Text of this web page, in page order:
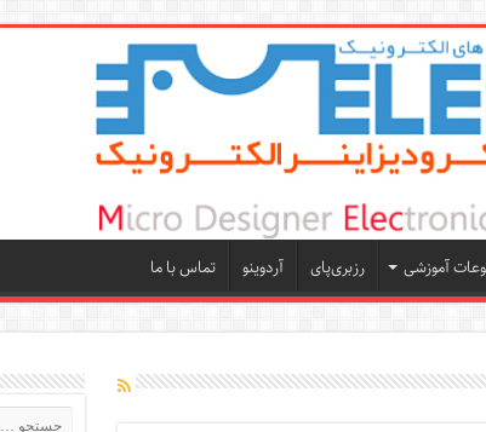
آموزشی رزبری‌پای آردوینو تماس با ما